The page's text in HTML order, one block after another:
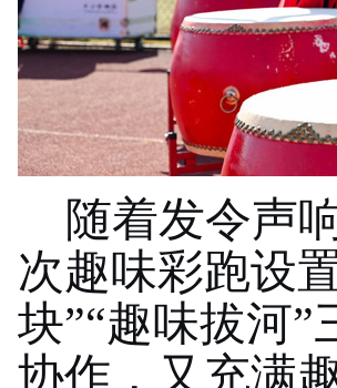
随着发令声
次趣味彩跑设
块”“趣味拔河
协作，又充满